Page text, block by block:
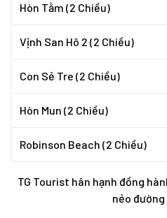
Hòn Tằm (2 Chiều)
Vịnh San Hô 2 (2 Chiều)
Con Sẻ Tre (2 Chiều)
Hòn Mun (2 Chiều)
Robinson Beach (2 Chiều)
TG Tourist hân hạnh đồng
nẻo